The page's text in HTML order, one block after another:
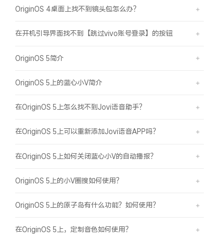
OriginOS 4桌面上找不到镜头包怎么办？
在开机引导界面找不到【跳过vivo账号登录】的按钮
OriginOS 5简介
OriginOS 5上的蓝心小V简介
在OriginOS 5上怎么找不到Jovi语音助手？
在OriginOS 5上可以重新添加Jovi语音APP吗？
在OriginOS 5上如何关闭蓝心小V的自动播报？
OriginOS 5上的小V圈搜如何使用？
OriginOS 5上的原子岛有什么功能？如何使用？
在OriginOS 5上，定制音色如何使用？